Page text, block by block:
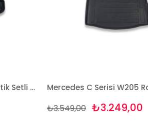
Mercedes C Serisi W205 Plastik Setli 2014 Ve Sonrası Bej Paspas ve Bagaj Havuzu Seti
₺3.249,00
₺3.549,00